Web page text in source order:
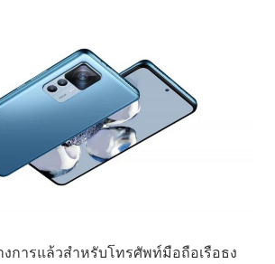
งการแล้วสำหรับโทรศัพท์มือถือเรือธง